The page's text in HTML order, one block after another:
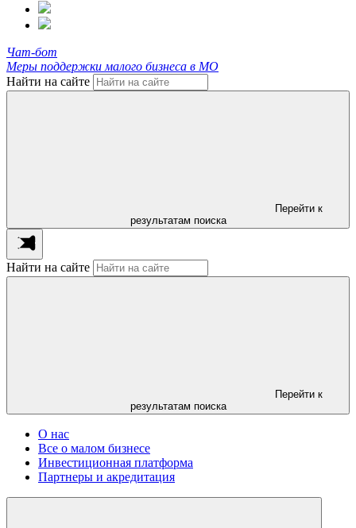
Чат-бот
Меры поддержки малого бизнеса в МО
Найти на сайте
Перейти к
результатам поиска
Найти на сайте
Перейти к
результатам поиска
О нас
Все о малом бизнесе
Инвестиционная платформа
Партнеры и акредитация